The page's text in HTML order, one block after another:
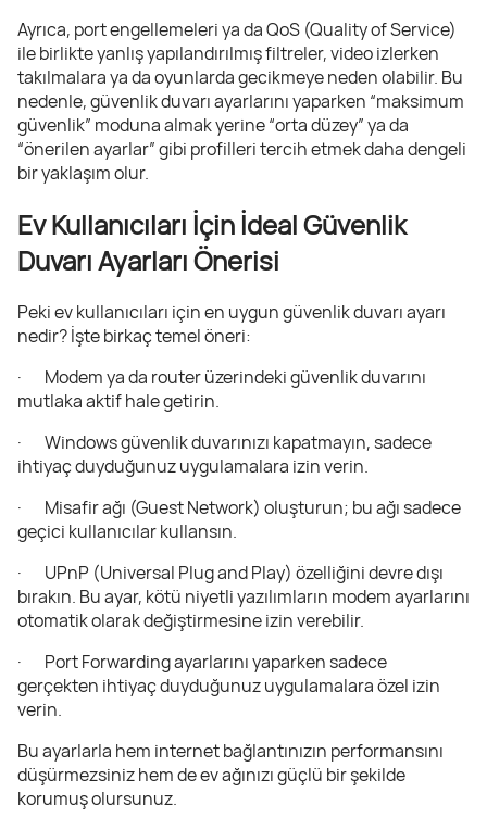
Ayrıca, port engellemeleri ya da QoS (Quality of Service)
ile birlikte yanlış yapılandırılmış filtreler, video izlerken
takılmalara ya da oyunlarda gecikmeye neden olabilir. Bu
nedenle, güvenlik duvarı ayarlarını yaparken “maksimum
güvenlik” moduna almak yerine “orta düzey” ya da
“önerilen ayarlar” gibi profilleri tercih etmek daha dengeli
bir yaklaşım olur.
Ev Kullanıcıları İçin İdeal Güvenlik
Duvarı Ayarları Önerisi
Peki ev kullanıcıları için en uygun güvenlik duvarı ayarı
nedir? İşte birkaç temel öneri:
· Modem ya da router üzerindeki güvenlik duvarını
mutlaka aktif hale getirin.
· Windows güvenlik duvarınızı kapatmayın, sadece
ihtiyaç duyduğunuz uygulamalara izin verin.
· Misafir ağı (Guest Network) oluşturun; bu ağı sadece
geçici kullanıcılar kullansın.
· UPnP (Universal Plug and Play) özelliğini devre dışı
bırakın. Bu ayar, kötü niyetli yazılımların modem ayarlarını
otomatik olarak değiştirmesine izin verebilir.
· Port Forwarding ayarlarını yaparken sadece
gerçekten ihtiyaç duyduğunuz uygulamalara özel izin
verin.
Bu ayarlarla hem internet bağlantınızın performansını
düşürmezsiniz hem de ev ağınızı güçlü bir şekilde
korumuş olursunuz.